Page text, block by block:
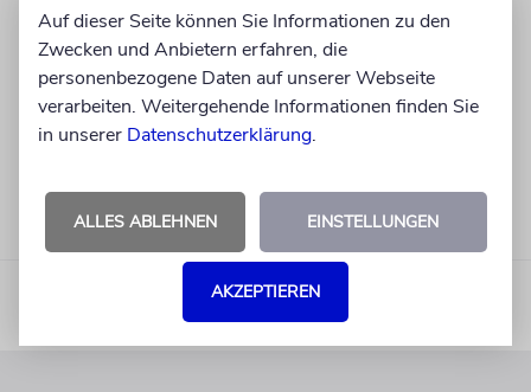
Auf dieser Seite können Sie Informationen zu den
Zwecken und Anbietern erfahren, die
personenbezogene Daten auf unserer Webseite
verarbeiten. Weitergehende Informationen finden Sie
in unserer Datenschutzerklärung.
ALLES ABLEHNEN EINSTELLUNGEN
AKZEPTIEREN